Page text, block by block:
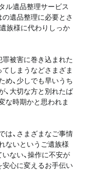
ル遺品整理サービス
遺品整理に必要とさ
族様に代わりしっか
被害に巻き込まれた
しまうなどさまざま
め、少しでも早いうち
、大切な方と別れたば
な時期かと思われま
は、さまざまなご事情
ないというご遺族様
ない、操作に不安が
安心に変えるお手伝い